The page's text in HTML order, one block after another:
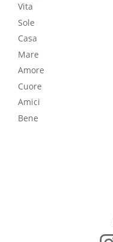
Vita
Sole
Casa
Mare
Amore
Cuore
Amici
Bene